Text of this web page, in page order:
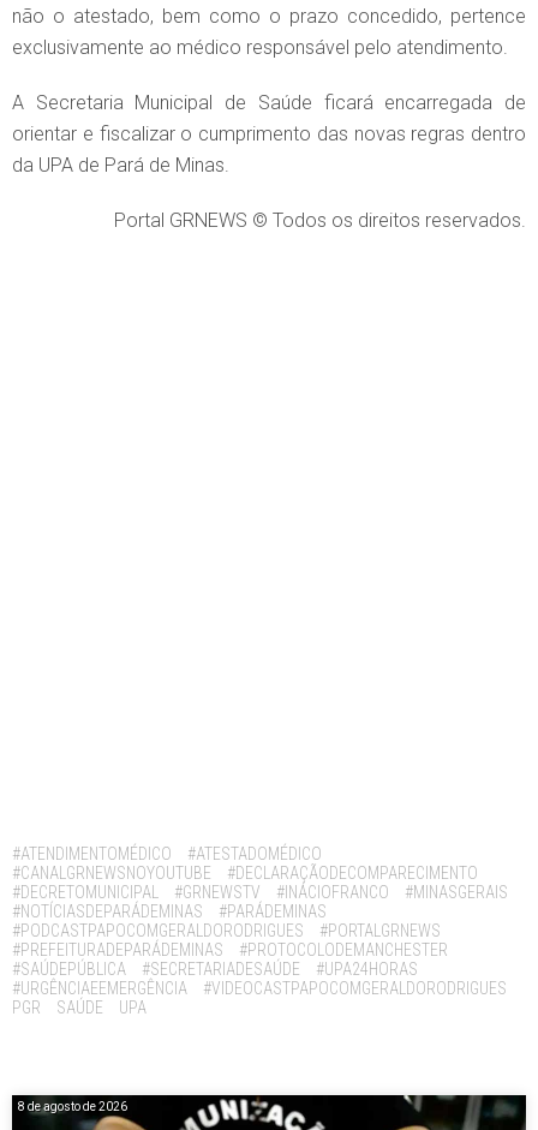
não o atestado, bem como o prazo concedido, pertence
exclusivamente ao médico responsável pelo atendimento.
A Secretaria Municipal de Saúde ficará encarregada de
orientar e fiscalizar o cumprimento das novas regras dentro
da UPA de Pará de Minas.
Portal GRNEWS © Todos os direitos reservados.
Tags:
#ATENDIMENTOMÉDICO
#ATESTADOMÉDICO
#CANALGRNEWSNOYOUTUBE
#DECLARAÇÃODECOMPARECIMENTO
#DECRETOMUNICIPAL
#GRNEWSTV #INÁCIOFRANCO
#MINASGERAIS
#NOTÍCIASDEPARÁDEMINAS
#PARÁDEMINAS
#PODCASTPAPOCOMGERALDORODRIGUES
#PORTALGRNEWS
#PREFEITURADEPARÁDEMINAS
#PROTOCOLODEMANCHESTER
#SAÚDEPÚBLICA
#SECRETARIADESAÚDE
#UPA24HORAS
#URGÊNCIAEEMERGÊNCIA
#VIDEOCASTPAPOCOMGERALDORODRIGUES
PGR
SAÚDE UPA
8 de agosto de 2026